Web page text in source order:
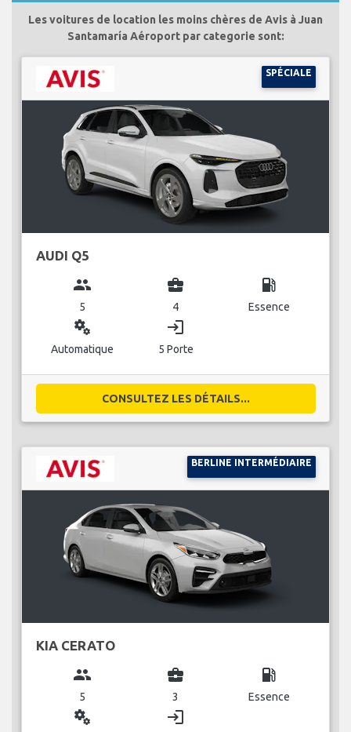
Les voitures de location les moins chères de Avis à Juan
Santamaría Aéroport par categorie sont:
SPÉCIALE
AUDI Q5
group
5
business_center
4
local_gas_station
Essence
miscellaneous_services
Automatique
login
5 Porte
CONSULTEZ LES DÉTAILS...
BERLINE INTERMÉDIAIRE
KIA CERATO
group
5
business_center
3
local_gas_station
Essence
miscellaneous_services login